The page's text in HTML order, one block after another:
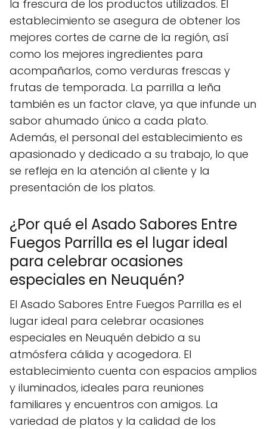
la frescura de los productos utilizados. El
establecimiento se asegura de obtener los
mejores cortes de carne de la región, así
como los mejores ingredientes para
acompañarlos, como verduras frescas y
frutas de temporada. La parrilla a leña
también es un factor clave, ya que infunde un
sabor ahumado único a cada plato.
Además, el personal del establecimiento es
apasionado y dedicado a su trabajo, lo que
se refleja en la atención al cliente y la
presentación de los platos.
¿Por qué el Asado Sabores Entre
Fuegos Parrilla es el lugar ideal
para celebrar ocasiones
especiales en Neuquén?
El Asado Sabores Entre Fuegos Parrilla es el
lugar ideal para celebrar ocasiones
especiales en Neuquén debido a su
atmósfera cálida y acogedora. El
establecimiento cuenta con espacios amplios
y iluminados, ideales para reuniones
familiares y encuentros con amigos. La
variedad de platos y la calidad de los